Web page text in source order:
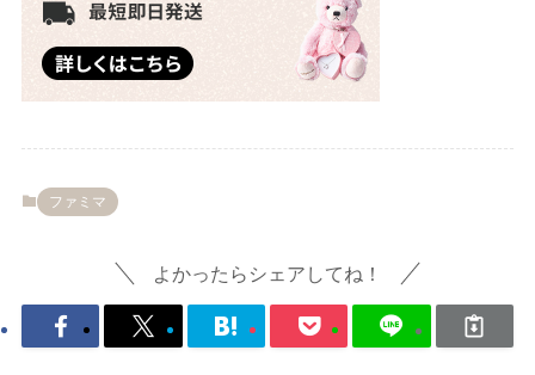
ファミマ
よかったらシェアしてね！